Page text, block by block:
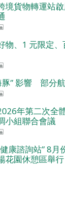
境貨物轉運站
物、1 元限定
豚” 影響 部分
年第二次全
小組聯合會議
康諮詢站” 8月
花園休憩區舉